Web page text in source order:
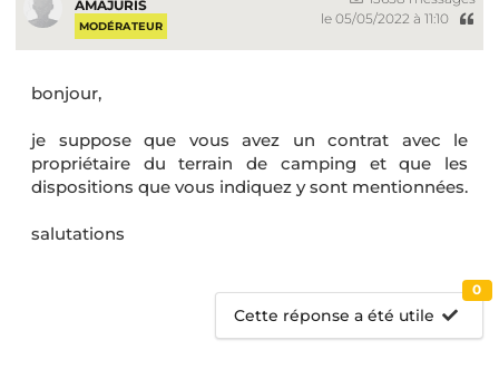
AMAJURIS
MODÉRATEUR
le 05/05/2022 à 11:10
bonjour,
je suppose que vous avez un contrat avec le
propriétaire du terrain de camping et que les
dispositions que vous indiquez y sont mentionnées.
salutations
Cette réponse a été utile
0